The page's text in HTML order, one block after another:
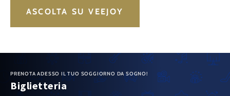
ASCOLTA SU VEEJOY
PRENOTA ADESSO IL TUO SOGGIORNO DA SOGNO!
Biglietteria